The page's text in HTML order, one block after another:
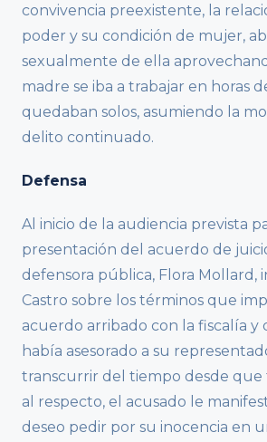
convivencia preexistente, la
poder y su condición de mujer,
sexualmente de ella
madre se iba a trabajar en horas
quedaban solos, asumiendo la
delito continuado.
Defensa
Al inicio de la audiencia prevista
presentación del acuerdo de
defensora pública, Flora Mollard,
Castro sobre los términos que
acuerdo arribado con la fiscalía y
había asesorado a su
transcurrir del tiempo desde que
al respecto, el acusado le
deseo pedir por su inocencia en